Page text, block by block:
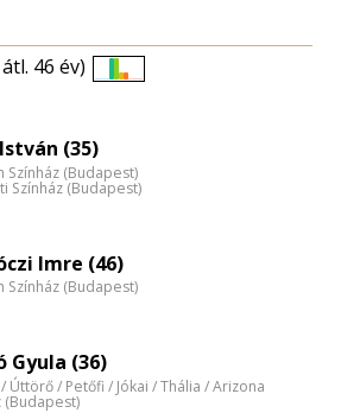
46 év)
(35)
Színház (Budapest)
Színház (Budapest)
Imre (46)
Színház (Budapest)
Gyula (36)
Úttörő / Petőfi / Jókai / Thália / Arizona
(Budapest)